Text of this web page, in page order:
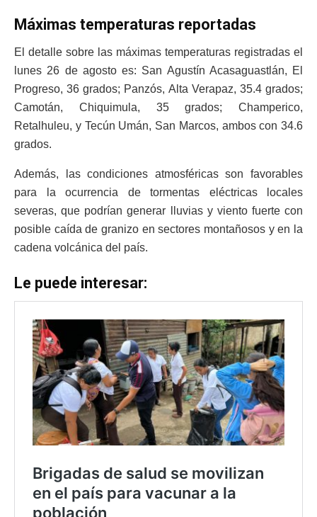
Máximas temperaturas reportadas
El detalle sobre las máximas temperaturas registradas el
lunes 26 de agosto es: San Agustín Acasaguastlán, El
Progreso, 36 grados; Panzós, Alta Verapaz, 35.4 grados;
Camotán, Chiquimula, 35 grados; Champerico,
Retalhuleu, y Tecún Umán, San Marcos, ambos con 34.6
grados.
Además, las condiciones atmosféricas son favorables
para la ocurrencia de tormentas eléctricas locales
severas, que podrían generar lluvias y viento fuerte con
posible caída de granizo en sectores montañosos y en la
cadena volcánica del país.
Le puede interesar: